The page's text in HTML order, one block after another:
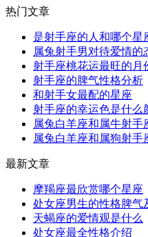
热门文章
是射手座的人和哪个星
属兔射手男对待爱情的
射手座桃花运最旺的月
射手座的脾气性格分析
和射手女最配的星座
射手座的幸运色是什么
属兔白羊座和属牛射手
属兔白羊座和属狗射手
最新文章
摩羯座最欣赏哪个星座
处女座男生的性格脾气
天蝎座的爱情观是什么
处女座最全性格介绍